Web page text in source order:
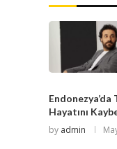
Hayatını
by admin